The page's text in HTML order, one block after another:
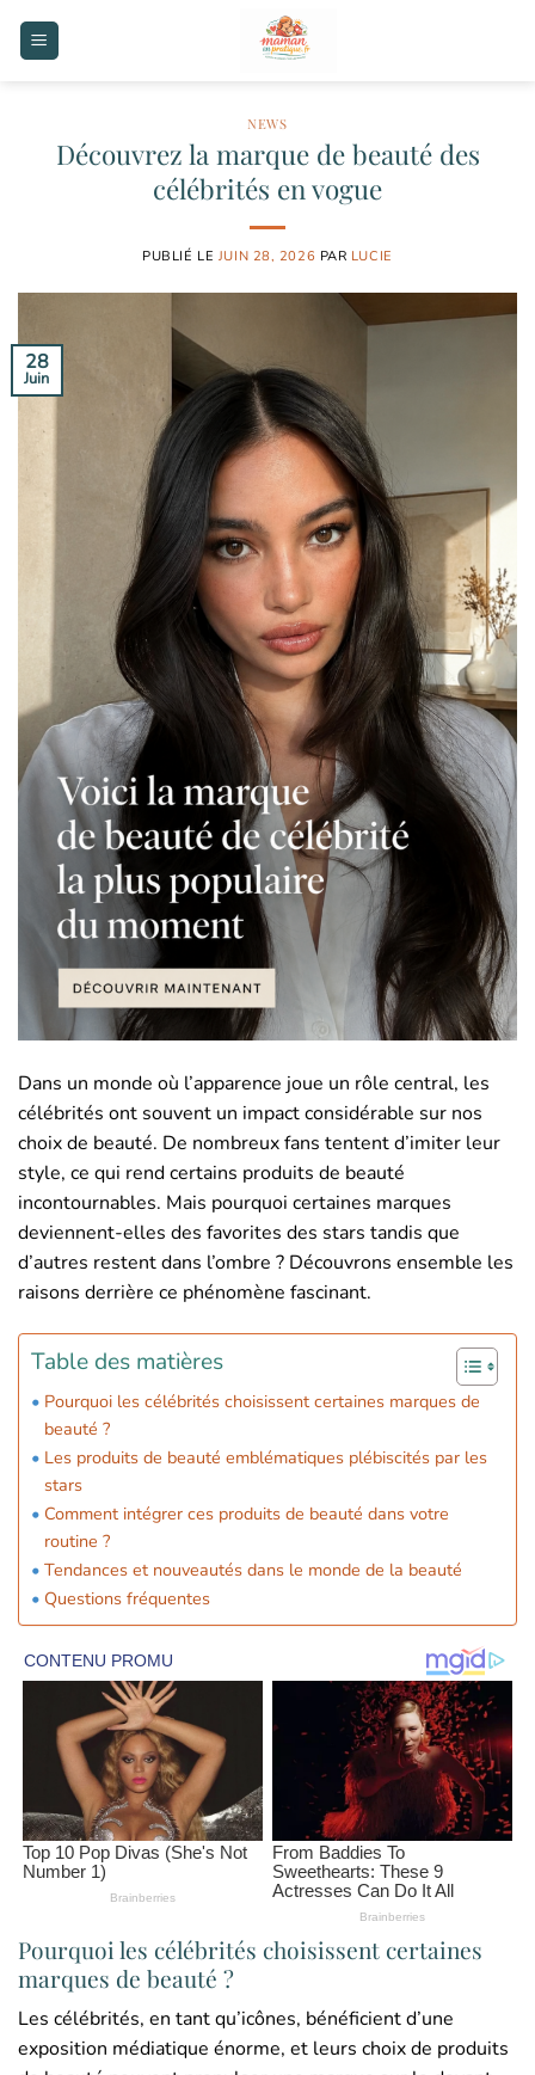
NEWS
Découvrez la marque de beauté des
célébrités en vogue
PUBLIÉ LE JUIN 28, 2026 PAR LUCIE
28
Juin
Dans un monde où l’apparence joue un rôle central, les
célébrités ont souvent un impact considérable sur nos
choix de beauté. De nombreux fans tentent d’imiter leur
style, ce qui rend certains produits de beauté
incontournables. Mais pourquoi certaines marques
deviennent-elles des favorites des stars tandis que
d’autres restent dans l’ombre ? Découvrons ensemble les
raisons derrière ce phénomène fascinant.
Table des matières
Pourquoi les célébrités choisissent certaines marques de
beauté ?
Les produits de beauté emblématiques plébiscités par les
stars
Comment intégrer ces produits de beauté dans votre
routine ?
Tendances et nouveautés dans le monde de la beauté
Questions fréquentes
Pourquoi les célébrités choisissent certaines
marques de beauté ?
Les célébrités, en tant qu’icônes, bénéficient d’une
exposition médiatique énorme, et leurs choix de produits